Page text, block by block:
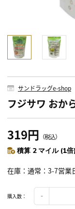
サンドラッグe-shop
フジサワ おか
319円 （税込）
積算 2 マイル (1倍)
在庫 通常：3-7営業
購入数：